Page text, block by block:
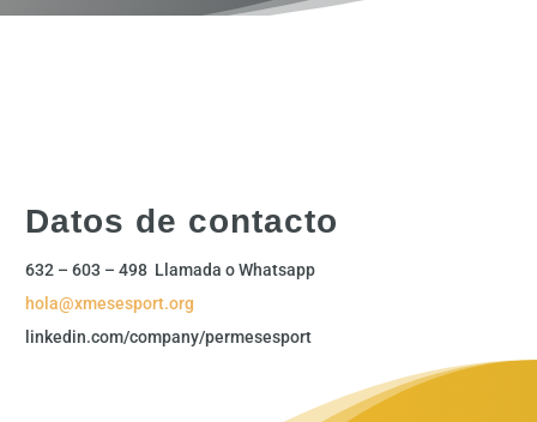
Datos de contacto
632 – 603 – 498 Llamada o Whatsapp
hola@xmesesport.org
linkedin.com/company/permesesport